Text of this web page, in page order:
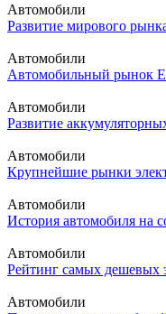
Автомобили
Развитие мирового
Автомобили
Автомобильный рынок
Автомобили
Развитие
Автомобили
Крупнейшие рынки
Автомобили
История автомобиля на
Автомобили
Рейтинг самых
Автомобили